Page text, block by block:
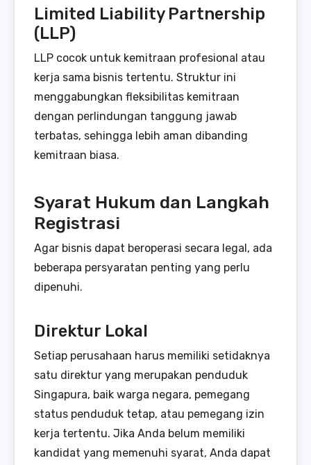
Limited Liability Partnership
(LLP)
LLP cocok untuk kemitraan profesional atau
kerja sama bisnis tertentu. Struktur ini
menggabungkan fleksibilitas kemitraan
dengan perlindungan tanggung jawab
terbatas, sehingga lebih aman dibanding
kemitraan biasa.
Syarat Hukum dan Langkah
Registrasi
Agar bisnis dapat beroperasi secara legal, ada
beberapa persyaratan penting yang perlu
dipenuhi.
Direktur Lokal
Setiap perusahaan harus memiliki setidaknya
satu direktur yang merupakan penduduk
Singapura, baik warga negara, pemegang
status penduduk tetap, atau pemegang izin
kerja tertentu. Jika Anda belum memiliki
kandidat yang memenuhi syarat, Anda dapat